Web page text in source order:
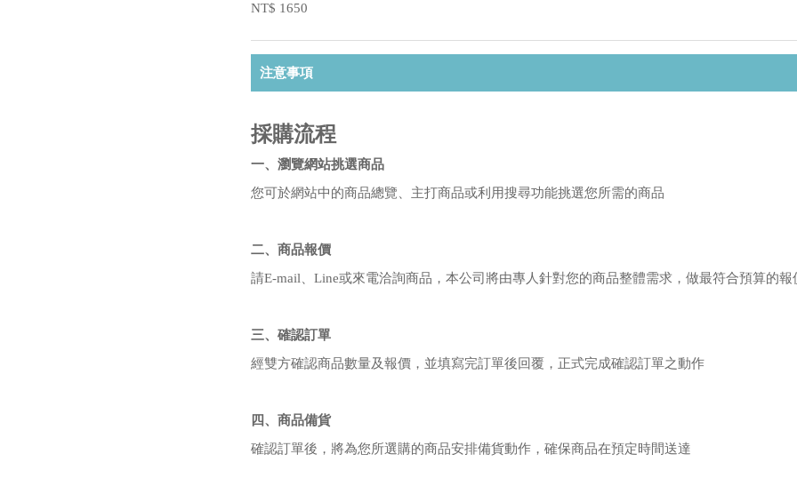
NT$ 1650
注意事項
採購流程
一、瀏覽網站挑選商品
您可於網站中的商品總覽、主打商品或利用搜尋功能挑選您所需的商品
二、商品報價
請E-mail、Line或來電洽詢商品，本公司將由專人針對您的商品整體需求，做最符合預算的報
三、確認訂單
經雙方確認商品數量及報價，並填寫完訂單後回覆，正式完成確認訂單之動作
四、商品備貨
確認訂單後，將為您所選購的商品安排備貨動作，確保商品在預定時間送達